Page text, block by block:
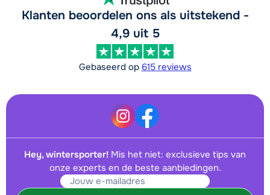
Klanten beoordelen ons als uitstekend -
4,9 uit 5
Gebaseerd op 615 reviews
Hey, wintersporter! Mis het niet: exclusieve tips van
onze experts en de beste aanbiedingen.